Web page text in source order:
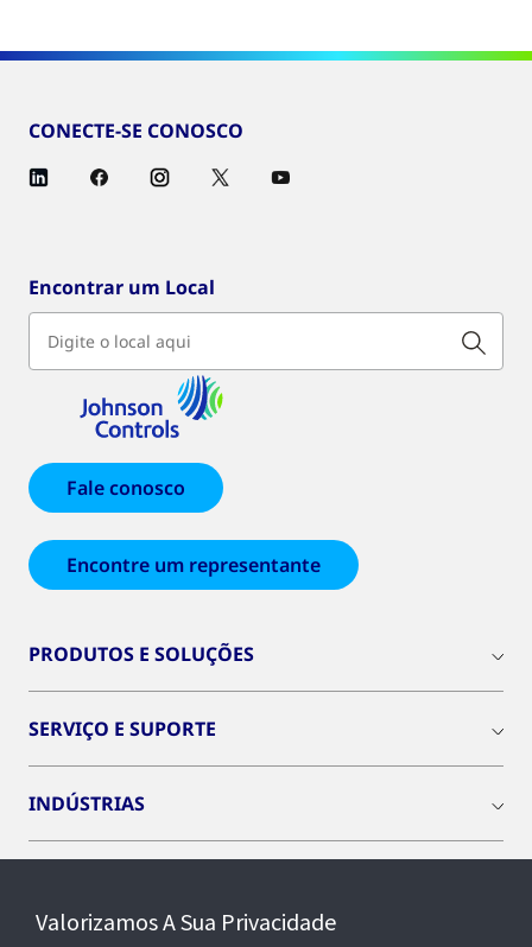
CONECTE-SE CONOSCO
Encontrar um Local
Fale conosco
Encontre um representante
PRODUTOS E SOLUÇÕES
SERVIÇO E SUPORTE
INDÚSTRIAS
Valorizamos A Sua Privacidade